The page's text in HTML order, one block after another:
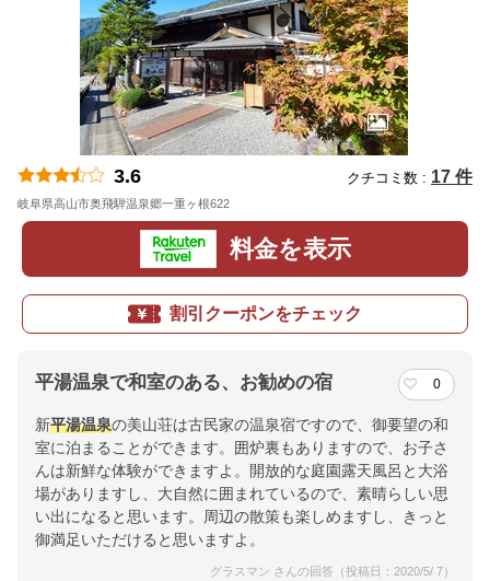
3.6 クチコミ数 : 17 件
岐阜県高山市奥飛騨温泉郷一重ヶ根622
料金を表示
割引クーポンをチェック
平湯温泉で和室のある、お勧めの宿 0
新平湯温泉の美山荘は古民家の温泉宿ですので、御要望の和
室に泊まることができます。囲炉裏もありますので、お子さ
んは新鮮な体験ができますよ。開放的な庭園露天風呂と大浴
場がありますし、大自然に囲まれているので、素晴らしい思
い出になると思います。周辺の散策も楽しめますし、きっと
御満足いただけると思いますよ。
グラスマン さんの回答（投稿日：2020/5/ 7）